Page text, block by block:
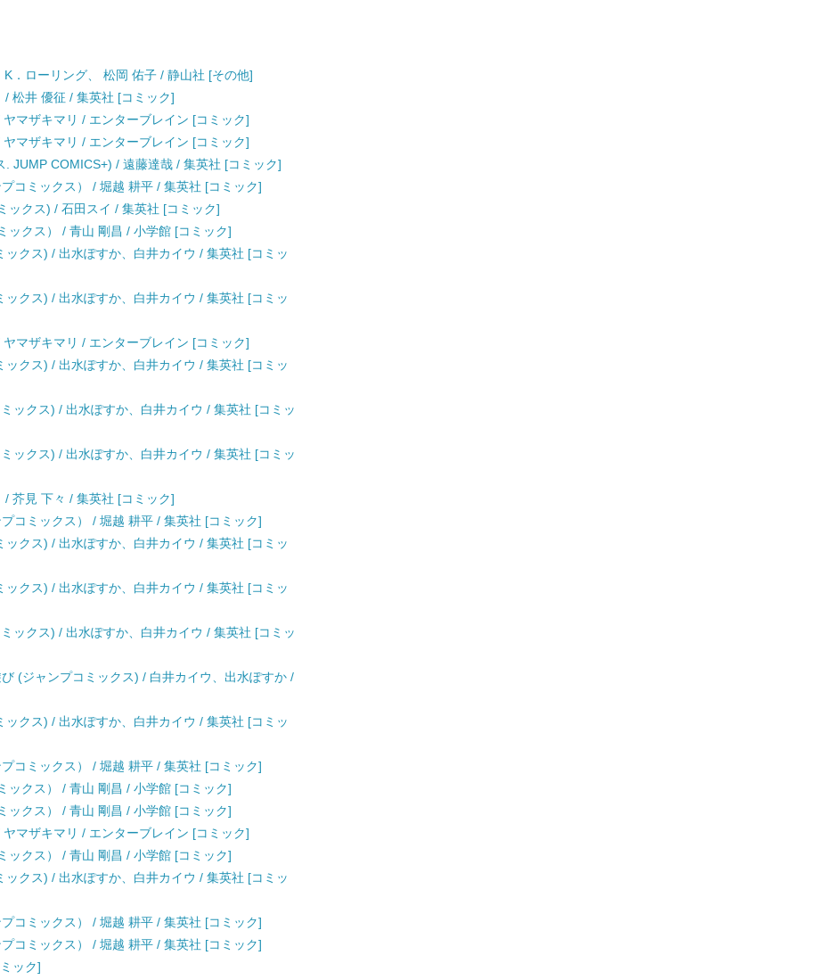
．ローリング、 松岡 佑子 / 静山社 [その他]
松井 優征 / 集英社 [コミック]
マザキマリ / エンターブレイン [コミック]
マザキマリ / エンターブレイン [コミック]
. JUMP COMICS+) / 遠藤達哉 / 集英社 [コミック]
コミックス） / 堀越 耕平 / 集英社 [コミック]
ックス) / 石田スイ / 集英社 [コミック]
ックス） / 青山 剛昌 / 小学館 [コミック]
クス) / 出水ぽすか、白井カイウ / 集英社 [コミッ
クス) / 出水ぽすか、白井カイウ / 集英社 [コミッ
マザキマリ / エンターブレイン [コミック]
クス) / 出水ぽすか、白井カイウ / 集英社 [コミッ
ックス) / 出水ぽすか、白井カイウ / 集英社 [コミッ
ックス) / 出水ぽすか、白井カイウ / 集英社 [コミッ
芥見 下々 / 集英社 [コミック]
コミックス） / 堀越 耕平 / 集英社 [コミック]
クス) / 出水ぽすか、白井カイウ / 集英社 [コミッ
クス) / 出水ぽすか、白井カイウ / 集英社 [コミッ
ックス) / 出水ぽすか、白井カイウ / 集英社 [コミッ
(ジャンプコミックス) / 白井カイウ、出水ぽすか /
クス) / 出水ぽすか、白井カイウ / 集英社 [コミッ
コミックス） / 堀越 耕平 / 集英社 [コミック]
ックス） / 青山 剛昌 / 小学館 [コミック]
ックス） / 青山 剛昌 / 小学館 [コミック]
マザキマリ / エンターブレイン [コミック]
ックス） / 青山 剛昌 / 小学館 [コミック]
クス) / 出水ぽすか、白井カイウ / 集英社 [コミッ
コミックス） / 堀越 耕平 / 集英社 [コミック]
コミックス） / 堀越 耕平 / 集英社 [コミック]
ック]